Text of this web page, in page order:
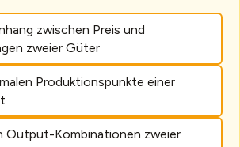
zwischen Preis und
zweier Güter
Produktionspunkte einer
Output-Kombinationen zweier